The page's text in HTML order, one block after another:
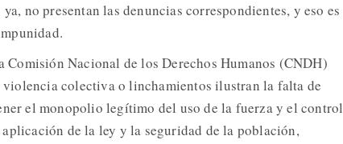
no presentan las denuncias correspondientes, y eso es
Comisión Nacional de los Derechos Humanos (CNDH)
violencia colectiva o linchamientos ilustran la falta de
el monopolio legítimo del uso de la fuerza y el control
de la ley y la seguridad de la población,